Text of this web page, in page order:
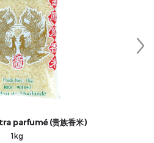
parfumé (贵族香米)
1kg